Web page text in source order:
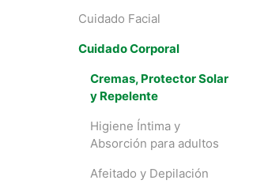
Cuidado Facial
Cuidado Corporal
Cremas, Protector Solar
y Repelente
Higiene Íntima y
Absorción para adultos
Afeitado y Depilación